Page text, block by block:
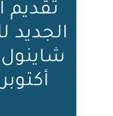
تقديم
الجديد
أكتوبر 2023